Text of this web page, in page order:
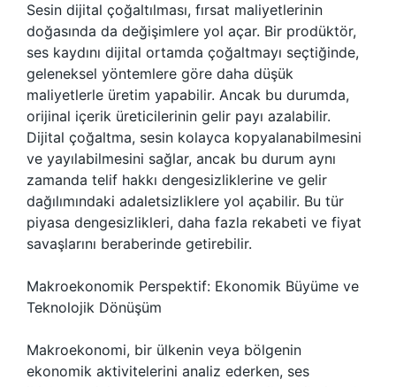
Sesin dijital çoğaltılması, fırsat maliyetlerinin
doğasında da değişimlere yol açar. Bir prodüktör,
ses kaydını dijital ortamda çoğaltmayı seçtiğinde,
geleneksel yöntemlere göre daha düşük
maliyetlerle üretim yapabilir. Ancak bu durumda,
orijinal içerik üreticilerinin gelir payı azalabilir.
Dijital çoğaltma, sesin kolayca kopyalanabilmesini
ve yayılabilmesini sağlar, ancak bu durum aynı
zamanda telif hakkı dengesizliklerine ve gelir
dağılımındaki adaletsizliklere yol açabilir. Bu tür
piyasa dengesizlikleri, daha fazla rekabeti ve fiyat
savaşlarını beraberinde getirebilir.
Makroekonomik Perspektif: Ekonomik Büyüme ve
Teknolojik Dönüşüm
Makroekonomi, bir ülkenin veya bölgenin
ekonomik aktivitelerini analiz ederken, ses